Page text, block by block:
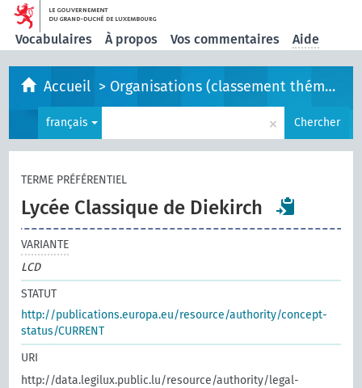
Vocabulaires À propos Vos commentaires Aide
Accueil > Organisations (classement thématique)
français × Chercher
TERME PRÉFÉRENTIEL
Lycée Classique de Diekirch
VARIANTE
LCD
STATUT
http://publications.europa.eu/resource/authority/concept-
status/CURRENT
URI
http://data.legilux.public.lu/resource/authority/legal-